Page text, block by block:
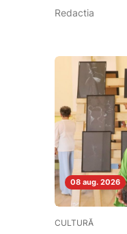
Redactia
08 aug. 2026
CULTURĂ